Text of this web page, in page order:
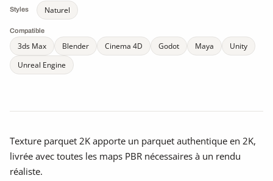
Styles Naturel
Compatible
3ds Max Blender Cinema 4D Godot Maya
Unity
Unreal Engine
Texture parquet 2K apporte un parquet authentique en 2K,
livrée avec toutes les maps PBR nécessaires à un rendu
réaliste.